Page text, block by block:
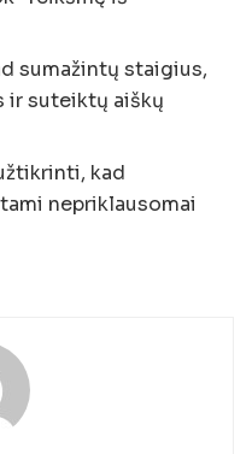
sumažintų staigius,
ir suteiktų aiškų
kad
nepriklausomai